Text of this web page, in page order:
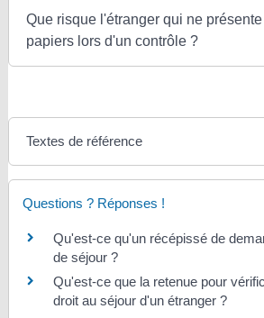
Que risque l'étranger qui ne
papiers lors d'un contrôle ?
Textes de référence
Questions ? Réponses !
Qu'est-ce qu'un récépissé de
de séjour ?
Qu'est-ce que la retenue pour
droit au séjour d'un étranger ?